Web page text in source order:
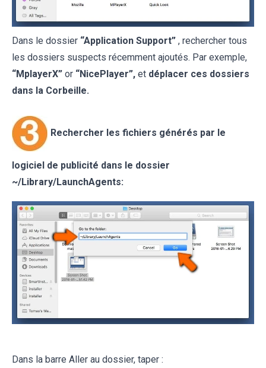
Dans le dossier “Application Support” , rechercher tous
les dossiers suspects récemment ajoutés. Par exemple,
“MplayerX” or “NicePlayer”, et déplacer ces dossiers
dans la Corbeille.
Rechercher les fichiers générés par le
logiciel de publicité dans le dossier
~/Library/LaunchAgents:
Dans la barre Aller au dossier, taper :